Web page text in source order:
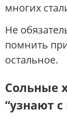
многих
Не
помнить
остальное.
Сольные
“узнают